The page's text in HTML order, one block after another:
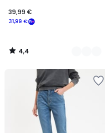
€
souscrivez
notre
programme
31,99 €
39,99 €
4,4
/